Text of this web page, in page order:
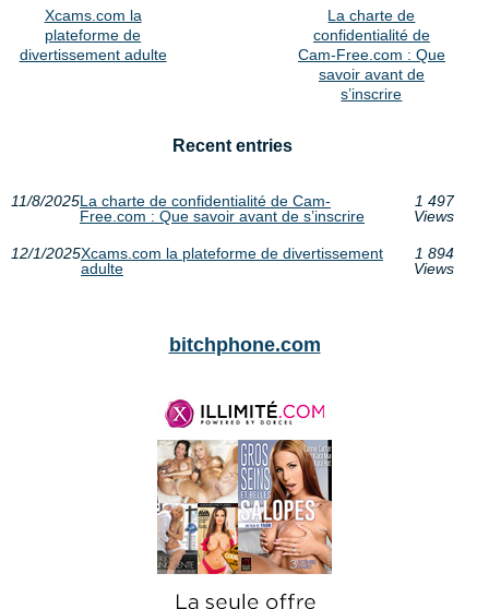
Xcams.com la
plateforme de
divertissement adulte
La charte de
confidentialité de
Cam-Free.com : Que
savoir avant de
s’inscrire
Recent entries
11/8/2025La charte de confidentialité de Cam-
Free.com : Que savoir avant de s’inscrire
1 497
Views
12/1/2025Xcams.com la plateforme de divertissement
adulte
1 894
Views
bitchphone.com